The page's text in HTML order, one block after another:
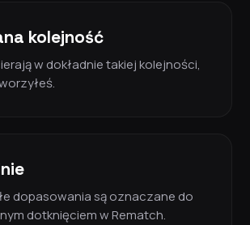
kolejność
w dokładnie takiej kolejności,
dopasowania są oznaczane do
dotknięciem w Rematch.